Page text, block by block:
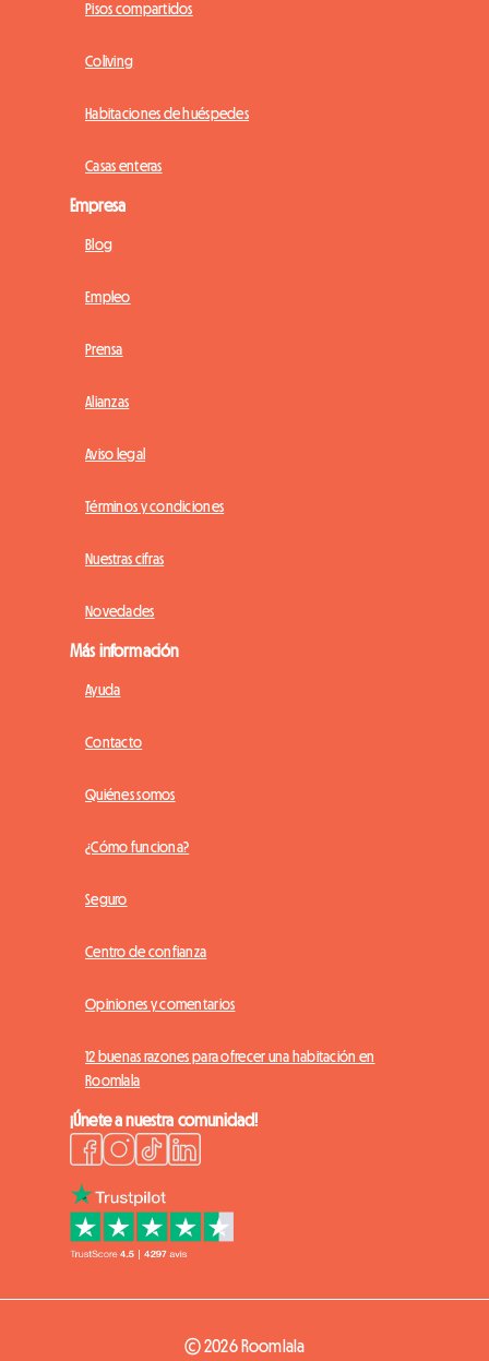
Pisos compartidos
Coliving
Habitaciones de huéspedes
Casas enteras
Empresa
Blog
Empleo
Prensa
Alianzas
Aviso legal
Términos y condiciones
Nuestras cifras
Novedades
Más información
Ayuda
Contacto
Quiénes somos
¿Cómo funciona?
Seguro
Centro de confianza
Opiniones y comentarios
12 buenas razones para ofrecer una habitación en
Roomlala
¡Únete a nuestra comunidad!
© 2026 Roomlala